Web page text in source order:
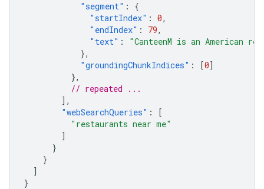
"segment" :
{
"startIndex" : 0,
"endIndex" : 79,
"text" :
"CanteenM is an American
},
"groundingChunkIndices" : [0]
},
// repeated ...
],
"webSearchQueries" :
[
"restaurants near me"
]
}
}
]
}